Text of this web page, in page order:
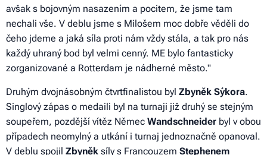
avšak s bojovným nasazením a pocitem, že jsme tam
nechali vše. V deblu jsme s Milošem moc dobře věděli do
čeho jdeme a jaká síla proti nám vždy stála, a tak pro nás
každý uhraný bod byl velmi cenný. ME bylo fantasticky
zorganizované a Rotterdam je nádherné město."
Druhým dvojnásobným čtvrtfinalistou byl Zbyněk Sýkora.
Singlový zápas o medaili byl na turnaji již druhý se stejným
soupeřem, pozdější vítěz Němec Wandschneider byl v obou
případech neomylný a utkání i turnaj jednoznačně opanoval.
V deblu spojil Zbyněk síly s Francouzem Stephenem